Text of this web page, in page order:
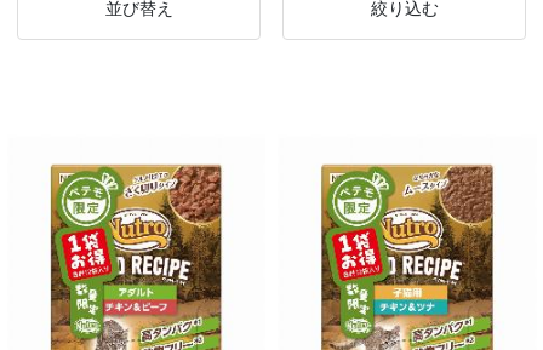
並び替え 絞り込む